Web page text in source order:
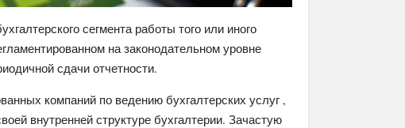
сегмента работы того или иного
на законодательном уровне
сдачи отчетности.
компаний по ведению бухгалтерских услуг ,
внутренней структуре бухгалтерии. Зачастую